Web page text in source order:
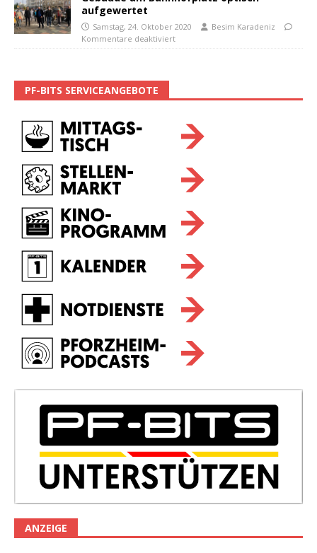
aufgewertet
Samstag, 24. Oktober 2020
Besim Karadeniz
Kommentare deaktiviert
PF-BITS SERVICEANGEBOTE
ANZEIGE